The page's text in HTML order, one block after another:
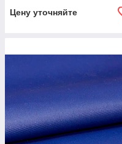
Цену уточняйте